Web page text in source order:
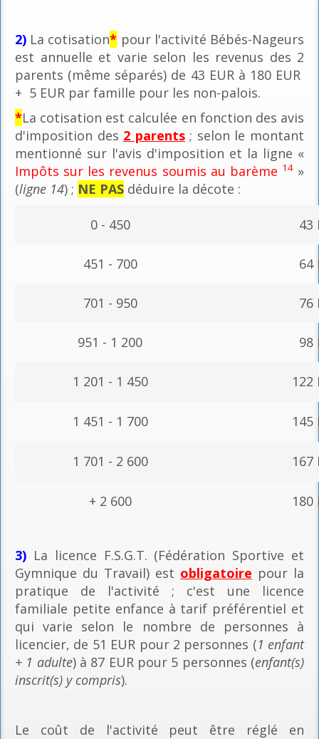
2) La cotisation* pour l'activité Bébés-Nageurs
est annuelle et varie selon les revenus des 2
parents (même séparés) de 43 EUR à 180 EUR
+ 5 EUR par famille pour les non-palois.
*La cotisation est calculée en fonction des avis
d'imposition des 2 parents; selon le montant
mentionné sur l'avis d'imposition et la ligne «
Impôts sur les revenus soumis au barème 14»
(ligne 14) ; NE PAS déduire la décote :
0 - 450
451 - 700
701 - 950
951 - 1 200
1 201 - 1 450
1 451 - 1 700
1 701 - 2 600
+ 2 600
3) La licence F.S.G.T. (Fédération Sportive et
Gymnique du Travail) est obligatoire pour la
pratique de l'activité ; c'est une licence
familiale petite enfance à tarif préférentiel et
qui varie selon le nombre de personnes à
licencier, de 51 EUR pour 2 personnes (1 enfant
+ 1 adulte) à 87 EUR pour 5 personnes (enfant(s)
inscrit(s) y compris).
Le coût de l'activité peut être réglé en